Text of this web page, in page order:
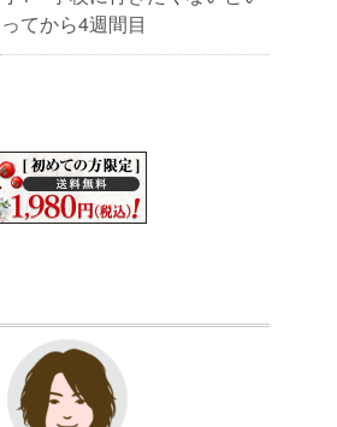
ってから4週間目